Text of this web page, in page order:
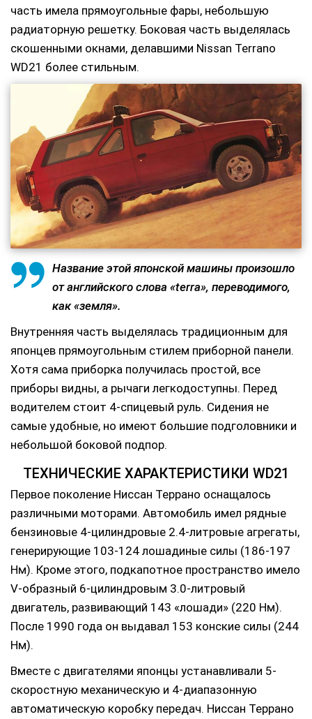
часть имела прямоугольные фары, небольшую
радиаторную решетку. Боковая часть выделялась
скошенными окнами, делавшими Nissan Terrano
WD21 более стильным.
Название этой японской машины произошло
от английского слова «terra», переводимого,
как «земля».
Внутренняя часть выделялась традиционным для
японцев прямоугольным стилем приборной панели.
Хотя сама приборка получилась простой, все
приборы видны, а рычаги легкодоступны. Перед
водителем стоит 4-спицевый руль. Сидения не
самые удобные, но имеют большие подголовники и
небольшой боковой подпор.
ТЕХНИЧЕСКИЕ ХАРАКТЕРИСТИКИ WD21
Первое поколение Ниссан Террано оснащалось
различными моторами. Автомобиль имел рядные
бензиновые 4-цилиндровые 2.4-литровые агрегаты,
генерирующие 103-124 лошадиные силы (186-197
Нм). Кроме этого, подкапотное пространство имело
V-образный 6-цилиндровым 3.0-литровый
двигатель, развивающий 143 «лошади» (220 Нм).
После 1990 года он выдавал 153 конские силы (244
Нм).
Вместе с двигателями японцы устанавливали 5-
скоростную механическую и 4-диапазонную
автоматическую коробку передач. Ниссан Террано